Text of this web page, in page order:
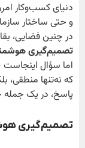
دنیای کسب‌وکار
و حتی ساختار
در چنین فضایی،
تصمیم‌گیری
اما سؤال
که نه‌تنها منطقی،
پاسخ، در یک
تصمیم‌گیری